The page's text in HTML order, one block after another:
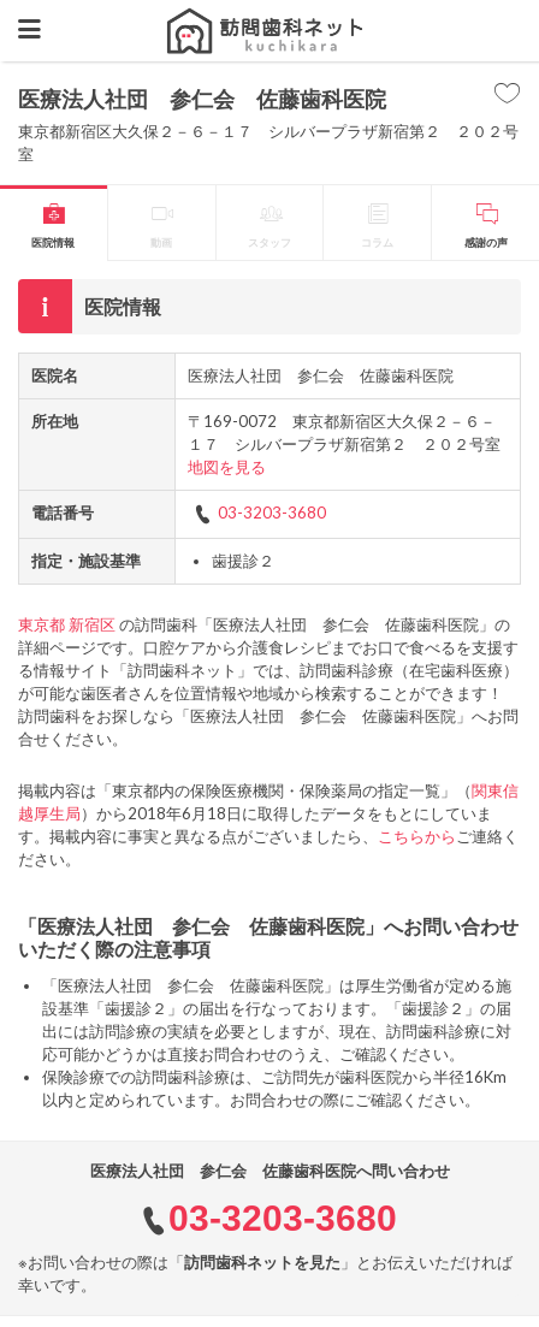
医療法人社団 参仁会 佐藤歯科医院
東京都新宿区大久保２－６－１７ シルバープラザ新宿第２ ２０２号
室
医院情報 動画 スタッフ コラム 感謝の声
医院情報
医院名 医療法人社団 参仁会 佐藤歯科医院
所在地
〒169-0072 東京都新宿区大久保２－６－
１７ シルバープラザ新宿第２ ２０２号室
地図を見る
電話番号 03-3203-3680
指定・施設基準 歯援診２
東京都 新宿区の訪問歯科「医療法人社団 参仁会 佐藤歯科医院」の
詳細ページです。口腔ケアから介護食レシピまでお口で食べるを支援す
る情報サイト「訪問歯科ネット」では、訪問歯科診療（在宅歯科医療）
が可能な歯医者さんを位置情報や地域から検索することができます！
訪問歯科をお探しなら「医療法人社団 参仁会 佐藤歯科医院」へお問
合せください。
掲載内容は「東京都内の保険医療機関・保険薬局の指定一覧」（関東信
越厚生局）から2018年6月18日に取得したデータをもとにしていま
す。掲載内容に事実と異なる点がございましたら、
こちらから ご連絡く
ださい。
「医療法人社団 参仁会 佐藤歯科医院」へお問い合わせ
いただく際の注意事項
「医療法人社団 参仁会 佐藤歯科医院」は厚生労働省が定める施
設基準「歯援診２」の届出を行なっております。「歯援診２」の届
出には訪問診療の実績を必要としますが、現在、訪問歯科診療に対
応可能かどうかは直接お問合わせのうえ、ご確認ください。
保険診療での訪問歯科診療は、ご訪問先が歯科医院から半径16Km
以内と定められています。お問合わせの際にご確認ください。
医療法人社団 参仁会 佐藤歯科医院へ問い合わせ
03-3203-3680
※お問い合わせの際は「訪問歯科ネットを見た 」とお伝えいただければ
幸いです。